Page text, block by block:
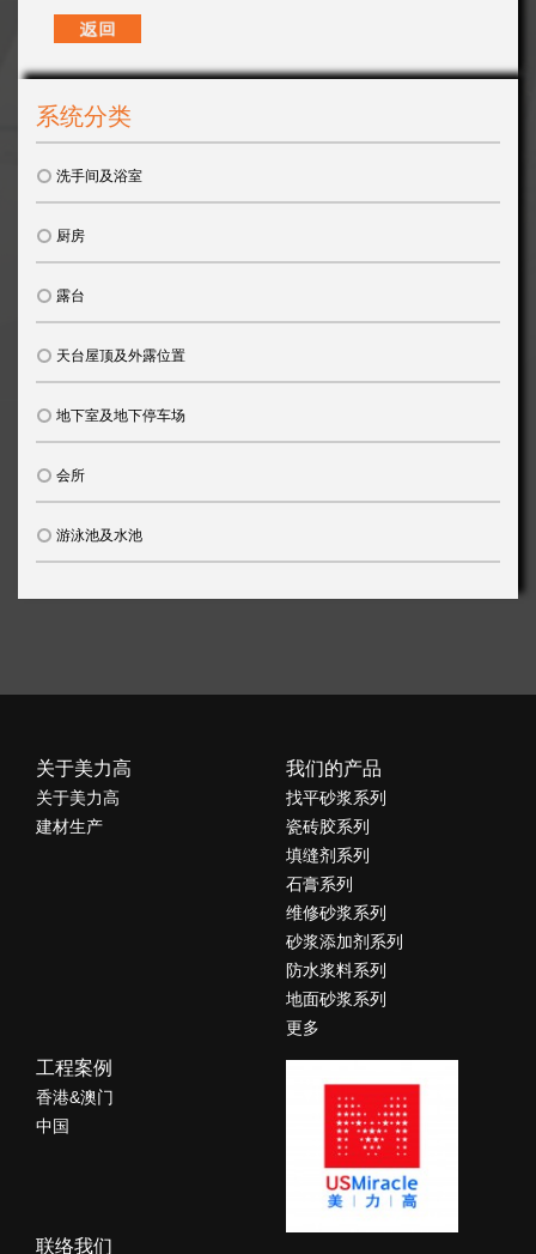
系统分类
洗手间及浴室
厨房
露台
天台屋顶及外露位置
地下室及地下停车场
会所
游泳池及水池
关于美力高
关于美力高
建材生产
我们的产品
找平砂浆系列
瓷砖胶系列
填缝剂系列
石膏系列
维修砂浆系列
砂浆添加剂系列
防水浆料系列
地面砂浆系列
更多
工程案例
香港&澳门
中国
联络我们